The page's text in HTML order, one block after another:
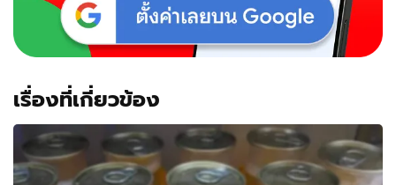
เรื่องที่เกี่ยวข้อง